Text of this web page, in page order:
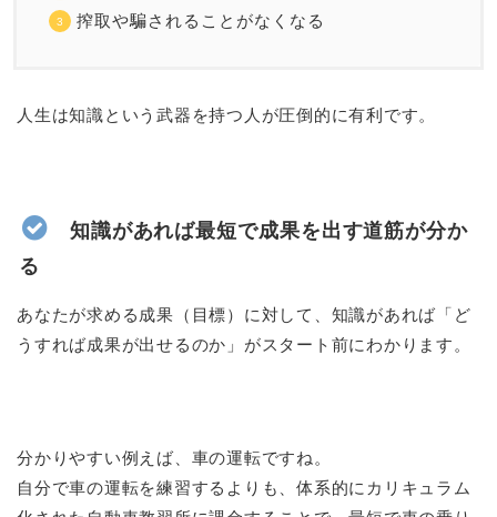
搾取や騙されることがなくなる
人生は知識という武器を持つ人が圧倒的に有利です。
知識があれば最短で成果を出す道筋が分か
る
あなたが求める成果（目標）に対して、知識があれば「ど
うすれば成果が出せるのか」がスタート前にわかります。
分かりやすい例えば、車の運転ですね。
自分で車の運転を練習するよりも、体系的にカリキュラム